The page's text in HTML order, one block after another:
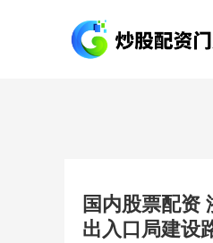
国内股票配资
出入口局建设